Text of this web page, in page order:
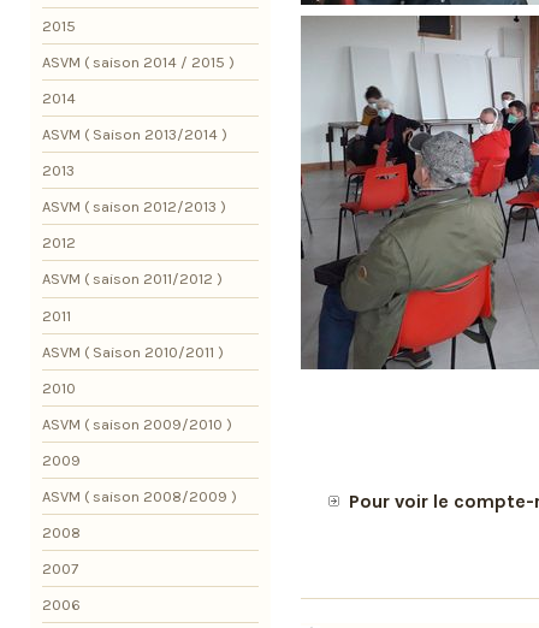
Pour voir le compte-
2015
ASVM ( saison 2014 / 2015 )
2014
ASVM ( Saison 2013/2014 )
2013
ASVM ( saison 2012/2013 )
2012
ASVM ( saison 2011/2012 )
2011
ASVM ( Saison 2010/2011 )
2010
ASVM ( saison 2009/2010 )
2009
ASVM ( saison 2008/2009 )
2008
2007
2006